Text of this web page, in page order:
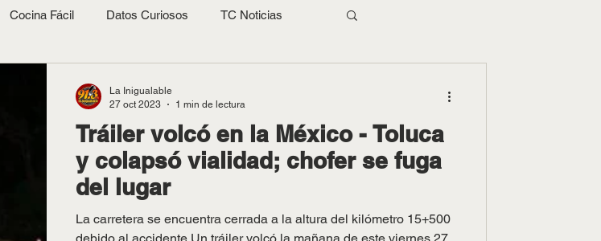
Cocina Fácil Datos Curiosos TC Noticias
Tráiler volcó en la México - Toluca
y colapsó vialidad; chofer se fuga
del lugar
La carretera se encuentra cerrada a la altura del kilómetro 15+500
La Inigualable
27 oct 2023
1 min de lectura